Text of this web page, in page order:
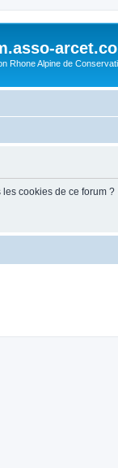
Rhone Alpine de
cookies de ce forum ?